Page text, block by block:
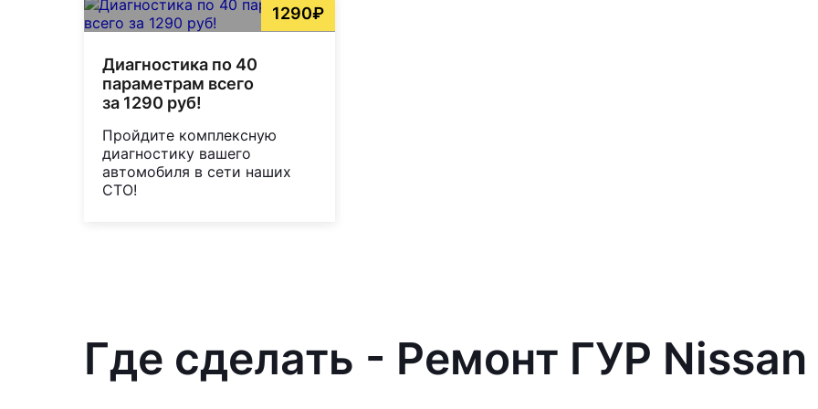
1290₽
Диагностика по 40
параметрам всего
за 1290 руб!
Пройдите комплексную
диагностику вашего
автомобиля в сети наших
СТО!
Где сделать - Ремонт ГУР